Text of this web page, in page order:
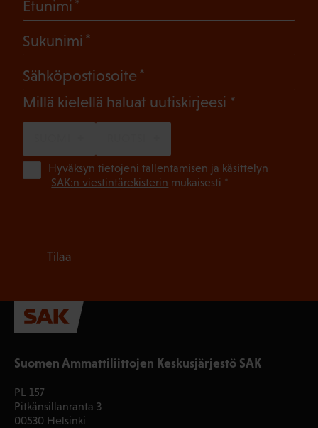
Suomen Ammattiliittojen Keskusjärjestö SAK
PL 157
Pitkänsillanranta 3
00530 Helsinki
Etunimi
Sukunimi
Sähköpostiosoite
Millä kielellä haluat uutiskirjeesi (Pakollinen)
Hyväksyn tietojeni tallentamisen ja käsittelyn
SAK:n viestintärekisterin mukaisesti *
Tilaa